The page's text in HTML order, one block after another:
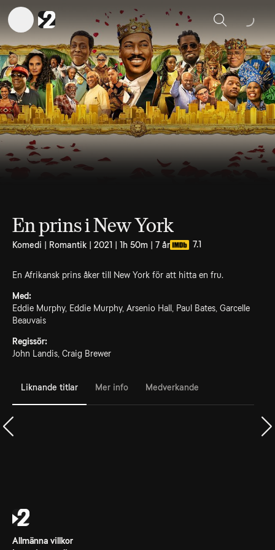
Sök
En prins i New York
Komedi | Romantik | 2021 | 1h 50m | 7 år 7.1
En Afrikansk prins åker till New York för att hitta en fru.
Med:
Eddie Murphy, Eddie Murphy, Arsenio Hall, Paul Bates, Garcelle
Beauvais
Regissör:
John Landis, Craig Brewer
Liknande titlar Mer info Medverkande
Allmänna villkor